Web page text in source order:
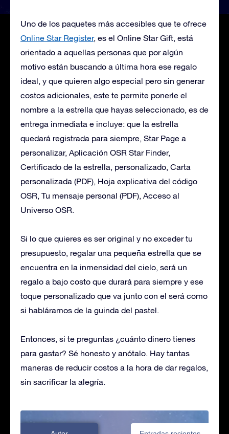
Uno de los paquetes más accesibles que te ofrece
Online Star Register, es el Online Star Gift, está
orientado a aquellas personas que por algún
motivo están buscando a última hora ese regalo
ideal, y que quieren algo especial pero sin generar
costos adicionales, este te permite ponerle el
nombre a la estrella que hayas seleccionado, es de
entrega inmediata e incluye: que la estrella
quedará registrada para siempre, Star Page a
personalizar, Aplicación OSR Star Finder,
Certificado de la estrella, personalizado, Carta
personalizada (PDF), Hoja explicativa del código
OSR, Tu mensaje personal (PDF), Acceso al
Universo OSR.
Si lo que quieres es ser original y no exceder tu
presupuesto, regalar una pequeña estrella que se
encuentra en la inmensidad del cielo, será un
regalo a bajo costo que durará para siempre y ese
toque personalizado que va junto con el será como
si habláramos de la guinda del pastel.
Entonces, si te preguntas ¿cuánto dinero tienes
para gastar? Sé honesto y anótalo. Hay tantas
maneras de reducir costos a la hora de dar regalos,
sin sacrificar la alegría.